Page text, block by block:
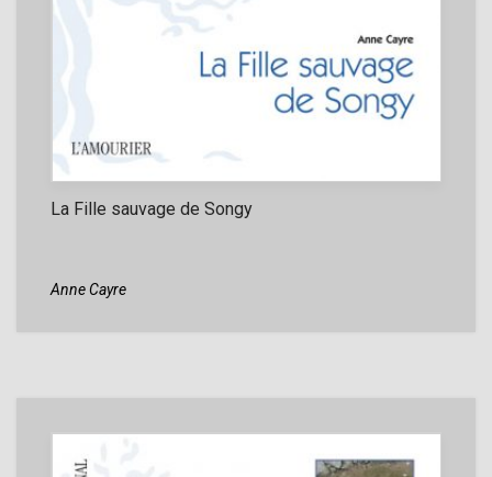
La Fille sauvage de Songy
Anne Cayre